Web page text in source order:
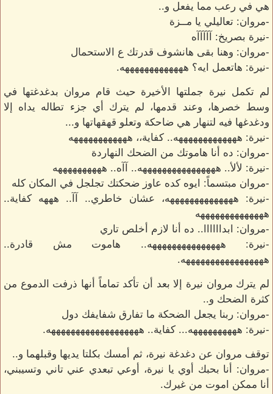
هي في رعب مما يفعل و..
-مروان: تعاليلي يا مــزة
-نيرة بصريخ: آآآآآه
-مروان: وهنا بقى هانشوف قدرتك ع الاستحمال
-نيرة: هاتعمل ايه؟ هههههههههههههه.
لم تكمل نيرة جملتها الأخيرة حيث قام مروان بدغدغتها في
وسط خصرها، وعند قدمها، لم يترك أي جزء تطاله يداه إلا
ودغدغها فيه لتنهار هي ضاحكة وتعلو قهقهاتها و...
-نيرة: هههههههههههههه.. كفاية،، ههههههههههههه
-مروان: ده أنا هاموتك من الضحك النهاردة
-نيرة: لألأ.. ههههههههههههههههه.. آآه.. ههههههههههه
-مروان مبتسماً: ايوه كده عاوز ضحكتك تجلجل في المكان كله
-نيرة: ههههههههههههههه، عشان خاطري.. آآ.. هههه كفاية..
ههههههههههههههه
-مروان: ابداااااا.. ده أنا لازم أخلص تاري
-نيرة: هههههههههههههههه.. هاموت مش قادرة..
هههههههههههههههههه.
لم يترك مروان نيرة إلا بعد أن تأكد تماماً أنها ذرفت الدموع من
كثرة الضحك و..
-مروان: ربنا يجعل الضحكة ما تفارق شفايفك دول
-نيرة: ههههههههههه... كفاية.. هههههههههههههههههههه.
توقف مروان عن دغدغة نيرة، ثم أمسك بكلتا يديها وقبلهما و..
-مروان: أنا بحبك أوي يا نيرة، أوعي تبعدي عني تاني وتسيبني،
أنا ممكن اموت من غيرك.